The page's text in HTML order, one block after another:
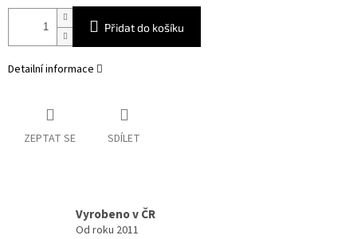
Přidat do košíku
Detailní informace
ZEPTAT SE SDÍLET
Vyrobeno v ČR
Od roku 2011